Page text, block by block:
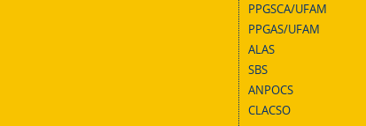
PPGSCA/UFAM
PPGAS/UFAM
ALAS
SBS
ANPOCS
CLACSO